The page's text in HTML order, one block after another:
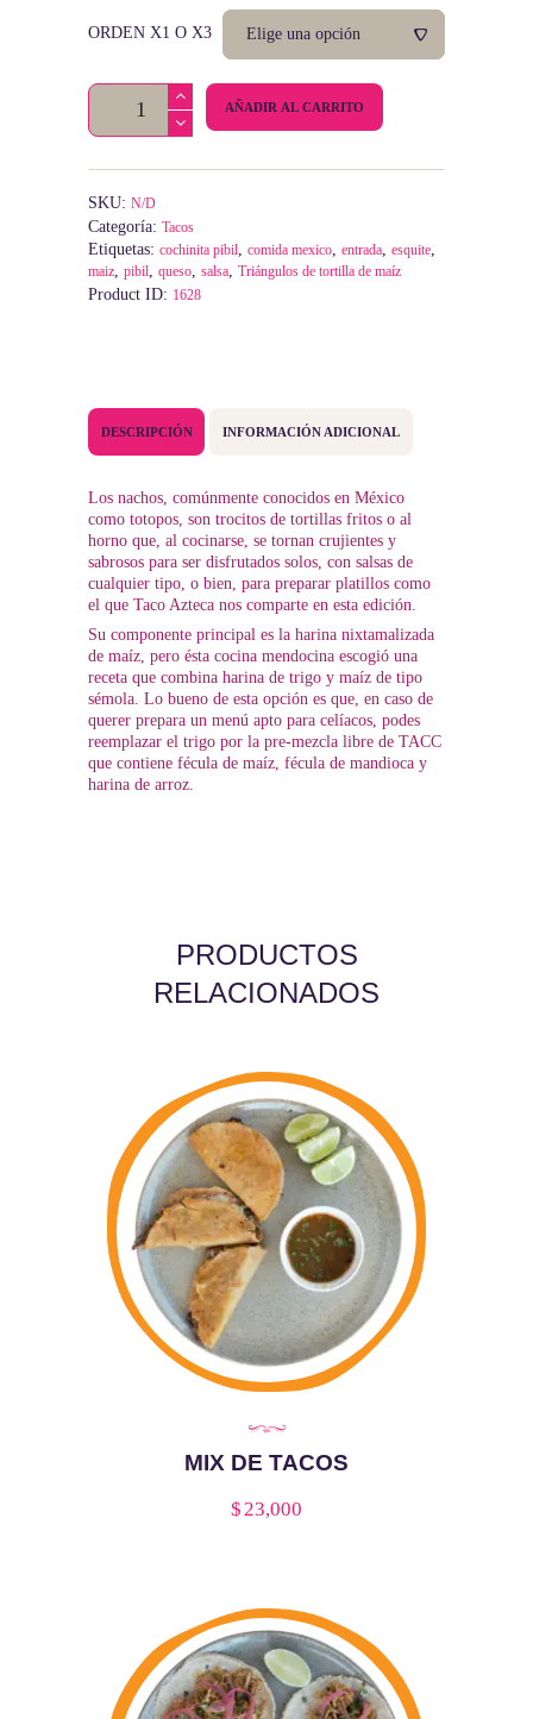
$11,000
hasta
$27,000
ORDEN X1 O X3
Taco
Vegetariano
cantidad
AÑADIR AL CARRITO
SKU: N/D
Categoría: Tacos
Etiquetas: cochinita pibil, comida mexico, entrada, esquite,
maiz, pibil, queso, salsa, Triángulos de tortilla de maíz
Product ID: 1628
DESCRIPCIÓN INFORMACIÓN ADICIONAL
Los nachos, comúnmente conocidos en México
como totopos, son trocitos de tortillas fritos o al
horno que, al cocinarse, se tornan crujientes y
sabrosos para ser disfrutados solos, con salsas de
cualquier tipo, o bien, para preparar platillos como
el que Taco Azteca nos comparte en esta edición.
Su componente principal es la harina nixtamalizada
de maíz, pero ésta cocina mendocina escogió una
receta que combina harina de trigo y maíz de tipo
sémola. Lo bueno de esta opción es que, en caso de
querer prepara un menú apto para celíacos, podes
reemplazar el trigo por la pre-mezcla libre de TACC
que contiene fécula de maíz, fécula de mandioca y
harina de arroz.
PRODUCTOS
RELACIONADOS
MIX DE TACOS
$23,000